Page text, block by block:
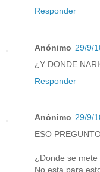
Responder
Anónimo 29/9/
¿Y DONDE
Responder
Anónimo 29/9/
ESO
¿Donde se
No esta para